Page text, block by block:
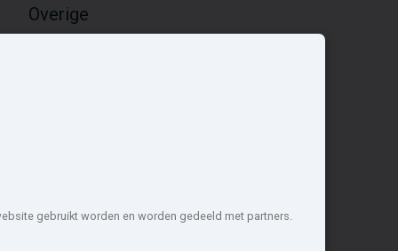
Overige
gebruikt worden en worden gedeeld met partners.